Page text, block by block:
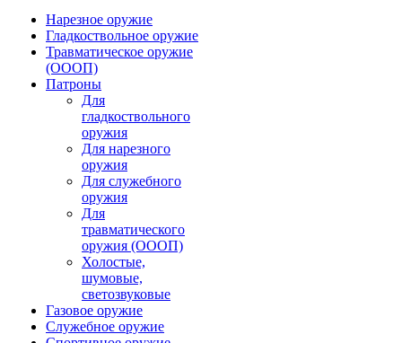
Нарезное оружие
Гладкоствольное оружие
Травматическое оружие
(ОООП)
Патроны
Для
гладкоствольного
оружия
Для нарезного
оружия
Для служебного
оружия
Для
травматического
оружия (ОООП)
Холостые,
шумовые,
светозвуковые
Газовое оружие
Служебное оружие